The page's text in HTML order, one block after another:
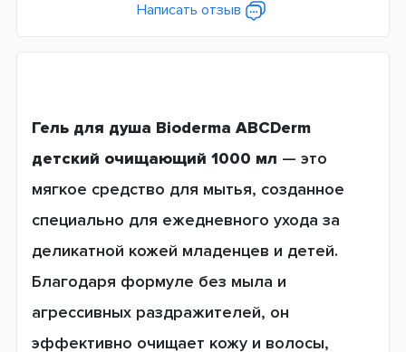
Написать отзыв
Гель для душа Bioderma ABCDerm
детский очищающий 1000 мл — это
мягкое средство для мытья, созданное
специально для ежедневного ухода за
деликатной кожей младенцев и детей.
Благодаря формуле без мыла и
агрессивных раздражителей, он
эффективно очищает кожу и волосы,